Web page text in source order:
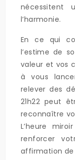
nécessitent
l’harmonie.
En ce qui
l’estime de
valeur et vos
à vous
relever des
21h22 peut
reconnaître
L’heure
renforcer
affirmation de